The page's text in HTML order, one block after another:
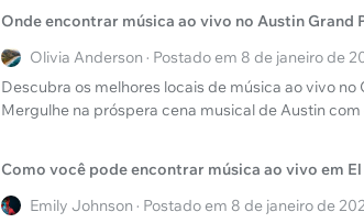
Onde encontrar música ao vivo no Austin Grand
Olivia Anderson · Postado em 8 de janeiro de
Descubra os melhores locais de música ao vivo no
Mergulhe na próspera cena musical de Austin
Como você pode encontrar música ao vivo em
Emily Johnson · Postado em 8 de janeiro de